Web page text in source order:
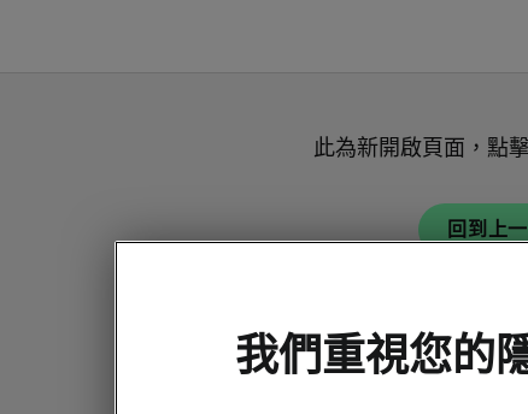
此為新開啟頁面，點
回到上
我們重視您的